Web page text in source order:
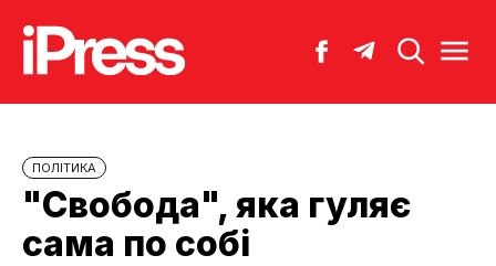
ПОЛІТИКА
"Свобода", яка гуляє
сама по собі